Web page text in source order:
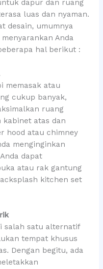
dapur dan ruang
luas dan nyaman.
desain, umumnya
Anda
hal berikut :
memasak atau
cukup banyak,
ruang
kabinet atas dan
hood atau chimney
menginginkan
dapat
atau rak gantung
kitchen set
salah satu alternatif
tempat khusus
Dengan begitu, ada